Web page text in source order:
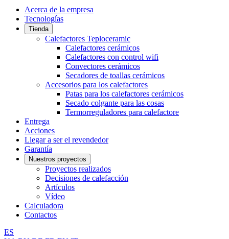
Acerca de la empresa
Tecnologías
Tienda
Calefactores Teploceramic
Calefactores cerámicos
Calefactores con control wifi
Convectores cerámicos
Secadores de toallas cerámicos
Accesorios para los calefactores
Patas para los calefactores cerámicos
Secado colgante para las cosas
Termorreguladores para calefactore
Entrega
Acciones
Llegar a ser el revendedor
Garantía
Nuestros proyectos
Proyectos realizados
Decisiones de calefacción
Artículos
Vídeo
Calculadora
Contactos
ES